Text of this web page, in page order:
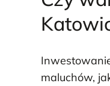
maluchów,